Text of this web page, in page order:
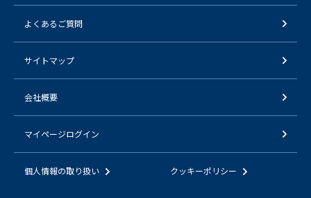
よくあるご質問
サイトマップ
会社概要
マイページログイン
個人情報の取り扱い クッキーポリシー